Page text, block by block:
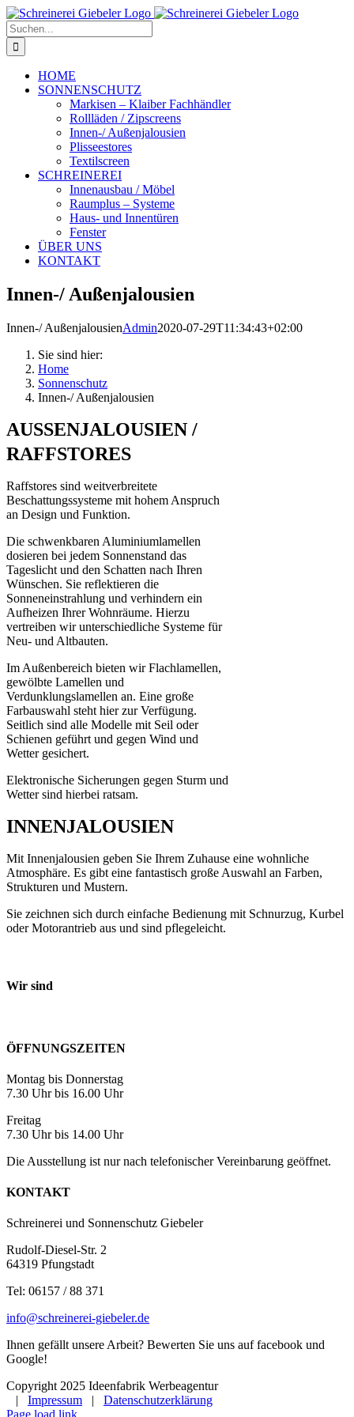
Zum
Inhalt
springen
Suche
nach:
HOME
SONNENSCHUTZ
Markisen – Klaiber Fachhändler
Rollläden / Zipscreens
Innen-/ Außenjalousien
Plisseestores
Textilscreen
SCHREINEREI
Innenausbau / Möbel
Raumplus – Systeme
Haus- und Innentüren
Fenster
ÜBER UNS
KONTAKT
Innen-/ Außenjalousien
Innen-/ AußenjalousienAdmin2020-07-29T11:34:43+02:00
Sie sind hier:
Home
Sonnenschutz
Innen-/ Außenjalousien
AUSSENJALOUSIEN /
RAFFSTORES
Raffstores sind weitverbreitete
Beschattungssysteme mit hohem Anspruch
an Design und Funktion.
Die schwenkbaren Aluminiumlamellen
dosieren bei jedem Sonnenstand das
Tageslicht und den Schatten nach Ihren
Wünschen. Sie reflektieren die
Sonneneinstrahlung und verhindern ein
Aufheizen Ihrer Wohnräume. Hierzu
vertreiben wir unterschiedliche Systeme für
Neu- und Altbauten.
Im Außenbereich bieten wir Flachlamellen,
gewölbte Lamellen und
Verdunklungslamellen an. Eine große
Farbauswahl steht hier zur Verfügung.
Seitlich sind alle Modelle mit Seil oder
Schienen geführt und gegen Wind und
Wetter gesichert.
Elektronische Sicherungen gegen Sturm und
Wetter sind hierbei ratsam.
INNENJALOUSIEN
Mit Innenjalousien geben Sie Ihrem Zuhause eine wohnliche
Atmosphäre. Es gibt eine fantastisch große Auswahl an Farben,
Strukturen und Mustern.
Sie zeichnen sich durch einfache Bedienung mit Schnurzug, Kurbel
oder Motorantrieb aus und sind pflegeleicht.
Wir sind
ÖFFNUNGSZEITEN
Montag bis Donnerstag
7.30 Uhr bis 16.00 Uhr
Freitag
7.30 Uhr bis 14.00 Uhr
Die Ausstellung ist nur nach telefonischer Vereinbarung geöffnet.
KONTAKT
Schreinerei und Sonnenschutz Giebeler
Rudolf-Diesel-Str. 2
64319 Pfungstadt
Tel: 06157 / 88 371
info@schreinerei-giebeler.de
Ihnen gefällt unsere Arbeit? Bewerten Sie uns auf facebook und
Google!
Copyright 2025 Ideenfabrik Werbeagentur
| Impressum | Datenschutzerklärung